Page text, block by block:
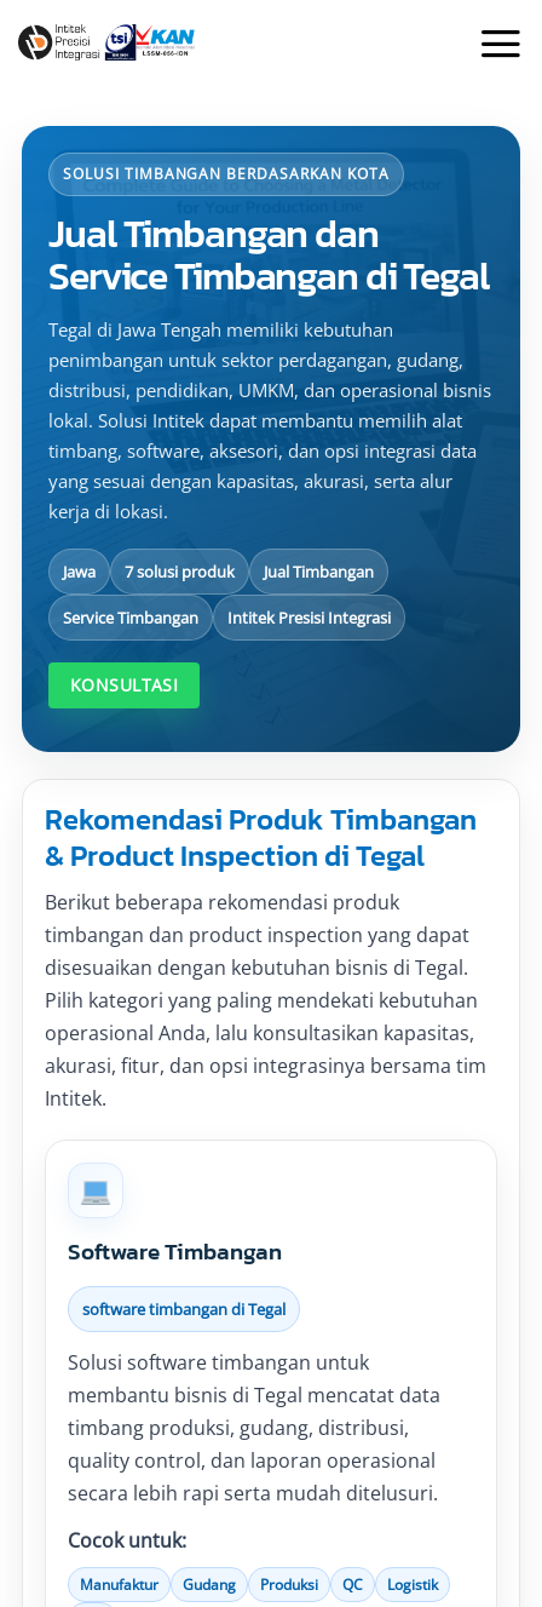
SOLUSI TIMBANGAN BERDASARKAN KOTA
Jual Timbangan dan
Service Timbangan di Tegal
Tegal di Jawa Tengah memiliki kebutuhan
penimbangan untuk sektor perdagangan, gudang,
distribusi, pendidikan, UMKM, dan operasional bisnis
lokal. Solusi Intitek dapat membantu memilih alat
timbang, software, aksesori, dan opsi integrasi data
yang sesuai dengan kapasitas, akurasi, serta alur
kerja di lokasi.
Jawa 7 solusi produk Jual Timbangan
Service Timbangan Intitek Presisi Integrasi
KONSULTASI
Rekomendasi Produk Timbangan
& Product Inspection di Tegal
Berikut beberapa rekomendasi produk
timbangan dan product inspection yang dapat
disesuaikan dengan kebutuhan bisnis di Tegal.
Pilih kategori yang paling mendekati kebutuhan
operasional Anda, lalu konsultasikan kapasitas,
akurasi, fitur, dan opsi integrasinya bersama tim
Intitek.
Software Timbangan
software timbangan di Tegal
Solusi software timbangan untuk
membantu bisnis di Tegal mencatat data
timbang produksi, gudang, distribusi,
quality control, dan laporan operasional
secara lebih rapi serta mudah ditelusuri.
Cocok untuk:
Manufaktur Gudang Produksi QC
Logistik